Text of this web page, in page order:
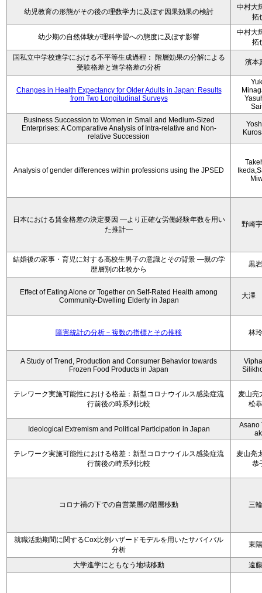
幼児教育の形態がその後の理数学力に及ぼす因果効果の検討
中村大
拓
幼少期の自然体験が理科学習への態度に及ぼす影響
中村大
拓
国私立中学校進学における不平等生成過程： 階層効果の分解による
受験格差と進学格差の分析
濱本
Changes in Health Expectancy for Older Adults in Japan: Results
from Two Longitudinal Surveys
Business Succession to Women in Small and Medium-Sized
Enterprises: A Comparative Analysis of Intra-relative and Non-
relative Succession
Analysis of gender differences within professions using the JPSED
日本における賃金格差の決定要因 ―より正確な労働経験年数を用い
た推計―
野崎
結婚後の家事・育児に対する高校生男子の意識とその背景 ―親の学
歴層別の比較から
黒
Effect of Eating Alone or Together on Self-Rated Health among
Community-Dwelling Elderly in Japan
大澤
障害統計の分析－複数の指標とその推移 林
A Study of Trend, Production and Consumer Behavior towards
Frozen Food Products in Japan
テレワーク実施可能性における格差：新型コロナウイルス感染症流
行前後の時系列比較
麦山亮
松
Ideological Extremism and Political Participation in Japan
Asano
テレワーク実施可能性における格差：新型コロナウイルス感染症流
行前後の時系列比較
麦山亮
恭
コロナ禍の下での自営業層の階層移動 三
就職活動期間に関するCox比例ハザードモデルを用いたサバイバル
分析
東
大学進学にともなう地域移動 遠